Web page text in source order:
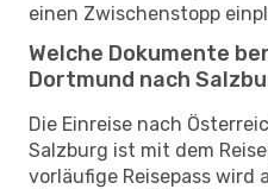
einen Zwischenstopp
Welche Dokumente
Dortmund nach
Die Einreise nach
Salzburg ist mit dem
vorläufige Reisepass wird